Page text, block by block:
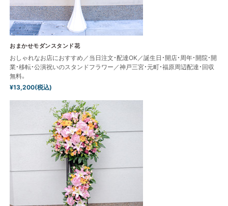
おまかせモダンスタンド花
おしゃれなお店におすすめ／当日注文・配達OK／誕生日・開店・周年・開院・開
業・移転・公演祝いのスタンドフラワー／神戸三宮・元町・福原周辺配達・回収
無料。
¥13,200(税込)